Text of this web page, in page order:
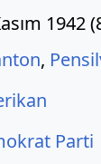
1942(
,
Parti